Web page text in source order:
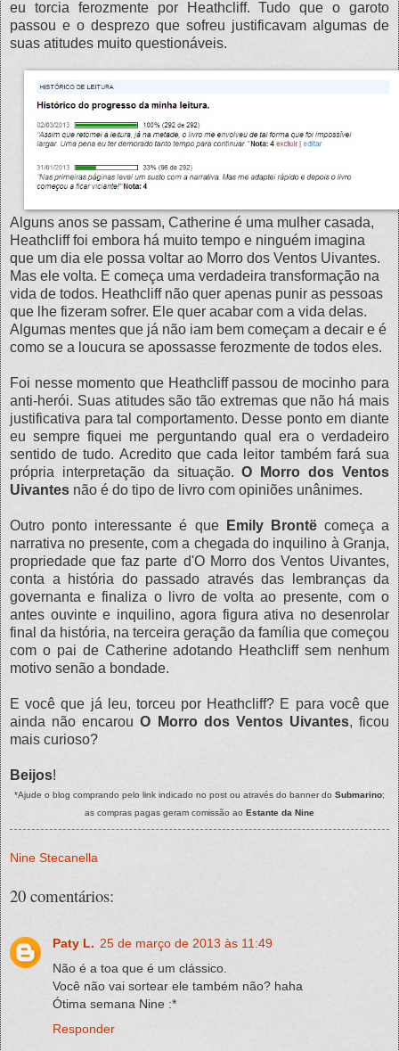
eu torcia ferozmente por Heathcliff. Tudo que o garoto
passou e o desprezo que sofreu justificavam algumas de
suas atitudes muito questionáveis.
Alguns anos se passam, Catherine é uma mulher casada,
Heathcliff foi embora há muito tempo e ninguém imagina
que um dia ele possa voltar ao Morro dos Ventos Uivantes.
Mas ele volta. E começa uma verdadeira transformação na
vida de todos. Heathcliff não quer apenas punir as pessoas
que lhe fizeram sofrer. Ele quer acabar com a vida delas.
Algumas mentes que já não iam bem começam a decair e é
como se a loucura se apossasse ferozmente de todos eles.
Foi nesse momento que Heathcliff passou de mocinho para
anti-herói. Suas atitudes são tão extremas que não há mais
justificativa para tal comportamento. Desse ponto em diante
eu sempre fiquei me perguntando qual era o verdadeiro
sentido de tudo. Acredito que cada leitor também fará sua
própria interpretação da situação.O Morro dos Ventos
Uivantes não é do tipo de livro com opiniões unânimes.
Outro ponto interessante é que Emily Brontëcomeça a
narrativa no presente, com a chegada do inquilino à Granja,
propriedade que faz parte d'O Morro dos Ventos Uivantes,
conta a história do passado através das lembranças da
governanta e finaliza o livro de volta ao presente, com o
antes ouvinte e inquilino, agora figura ativa no desenrolar
final da história, na terceira geração da família que começou
com o pai de Catherine adotando Heathcliff sem nenhum
motivo senão a bondade.
E você que já leu, torceu por Heathcliff? E para você que
ainda não encarouO Morro dos Ventos Uivantes, ficou
mais curioso?
Beijos!
*Ajude o blog comprando pelo link indicado no post ou através do banner do Submarino;
as compras pagas geram comissão ao Estante da Nine
Nine Stecanella
20 comentários:
Paty L. 25 de março de 2013 às 11:49
Não é a toa que é um clássico.
Você não vai sortear ele também não? haha
Ótima semana Nine :*
Responder